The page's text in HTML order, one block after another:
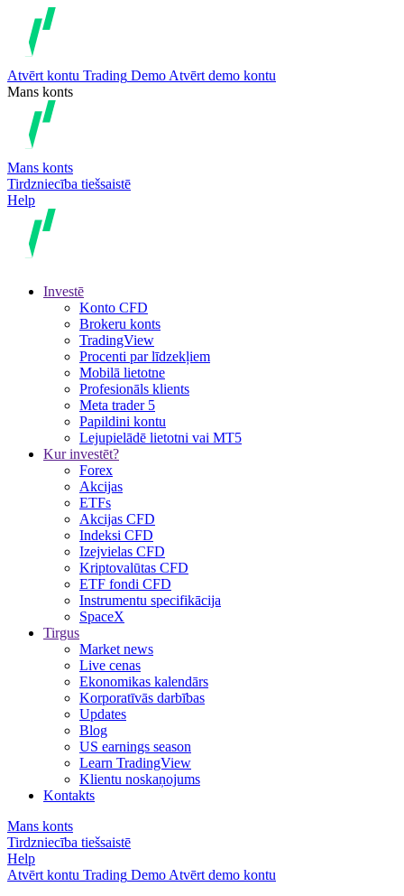
Atvērt kontu Trading Demo Atvērt demo kontu
Mans konts
Mans konts
Tirdzniecība tiešsaistē
Help
Investē
Konto CFD
Brokeru konts
TradingView
Procenti par līdzekļiem
Mobilā lietotne
Profesionāls klients
Meta trader 5
Papildini kontu
Lejupielādē lietotni vai MT5
Kur investēt?
Forex
Akcijas
ETFs
Akcijas CFD
Indeksi CFD
Izejvielas CFD
Kriptovalūtas CFD
ETF fondi CFD
Instrumentu specifikācija
SpaceX
Tirgus
Market news
Live cenas
Ekonomikas kalendārs
Korporatīvās darbības
Updates
Blog
US earnings season
Learn TradingView
Klientu noskaņojums
Kontakts
Mans konts
Tirdzniecība tiešsaistē
Help
Atvērt kontu Trading Demo Atvērt demo kontu